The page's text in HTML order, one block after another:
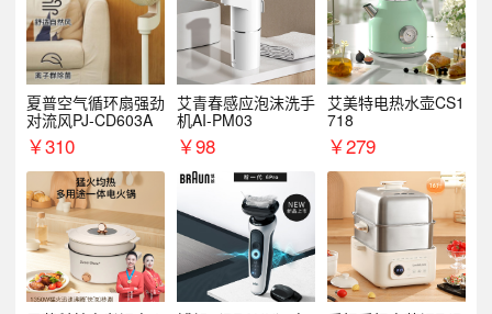
夏普空气循环扇强劲
对流风PJ-CD603A
￥310
艾青春感应泡沫洗手
机AI-PM03
￥98
艾美特电热水壶CS1
718
￥279